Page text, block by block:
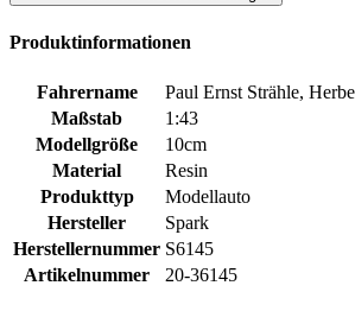
Produktinformationen
Fahrername
Paul Ernst Strähle,
Maßstab
1:43
Modellgröße
10cm
Material
Resin
Produkttyp
Modellauto
Hersteller
Spark
Herstellernummer S6145
Artikelnummer
20-36145